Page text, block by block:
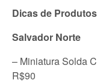
Dicas de
Salvador Norte
– Miniatura Solda
R$90